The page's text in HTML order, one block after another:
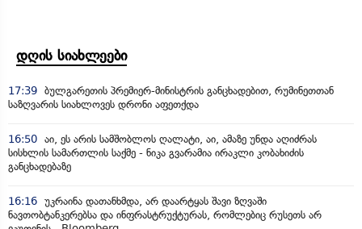
დღის სიახლეები
17:39 ბულგარეთის პრემიერ-მინისტრის განცხადებით, რუმინეთთან
საზღვარის სიახლოვეს დრონი აფეთქდა
16:50 აი, ეს არის სამშობლოს ღალატი, აი, ამაზე უნდა აღიძრას
სისხლის სამართლის საქმე - ნიკა გვარამია ირაკლი კობახიძის
განცხადებაზე
16:16 უკრაინა დათანხმდა, არ დაარტყას შავი ზღვაში
ნავთობტანკერებსა და ინფრასტრუქტურას, რომლებიც რუსეთს არ